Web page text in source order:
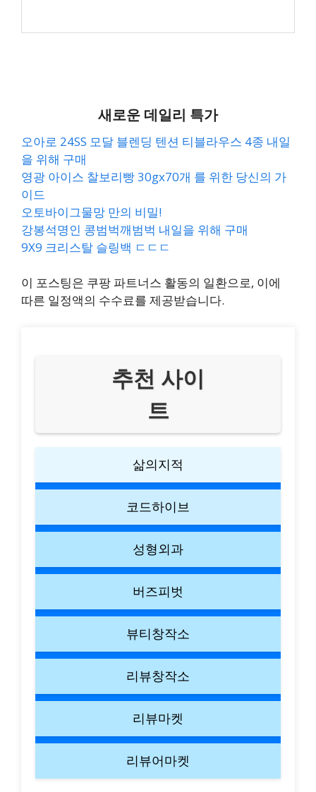
새로운 데일리 특가
오아로 24SS 모달 블렌딩 텐션 티블라우스 4종 내일
을 위해 구매
영광 아이스 찰보리빵 30gx70개 를 위한 당신의 가
이드
오토바이그물망 만의 비밀!
강봉석명인 콩범벅깨범벅 내일을 위해 구매
9X9 크리스탈 슬링백 ㄷㄷㄷ
이 포스팅은 쿠팡 파트너스 활동의 일환으로, 이에
따른 일정액의 수수료를 제공받습니다.
추천 사이
트
삶의지적
코드하이브
성형외과
버즈피벗
뷰티창작소
리뷰창작소
리뷰마켓
리뷰어마켓